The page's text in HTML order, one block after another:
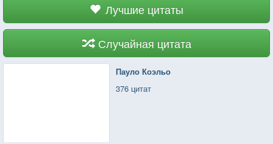
Лучшие цитаты
Случайная цитата
Пауло Коэльо
376 цитат